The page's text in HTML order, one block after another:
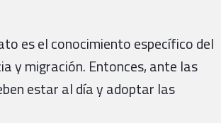
es el conocimiento específico del
y migración. Entonces, ante las
estar al día y adoptar las